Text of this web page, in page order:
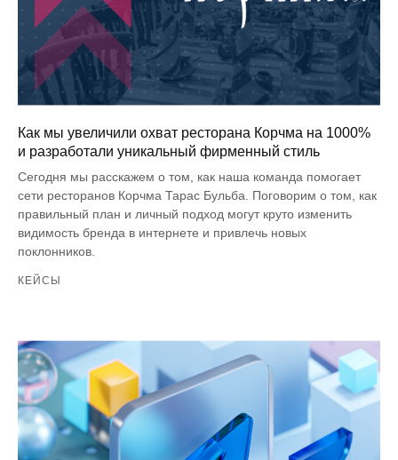
Как мы увеличили охват ресторана Корчма на 1000%
и разработали уникальный фирменный стиль
Сегодня мы расскажем о том, как наша команда помогает
сети ресторанов Корчма Тарас Бульба. Поговорим о том, как
правильный план и личный подход могут круто изменить
видимость бренда в интернете и привлечь новых
поклонников.
КЕЙСЫ